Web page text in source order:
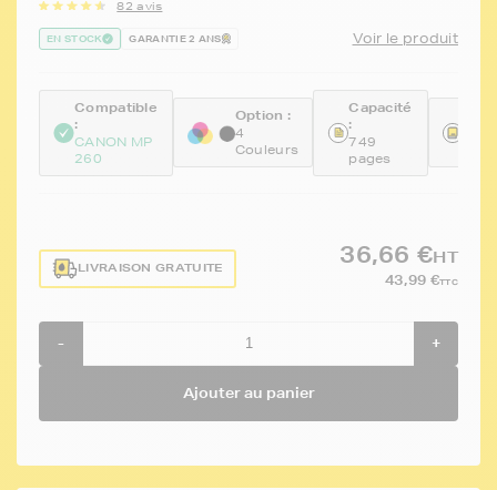
82 avis
EN STOCK GARANTIE 2 ANS Voir le produit
Compatible
:
CANON MP
260
Option :
4
Couleurs
Capacité
:
749
pages
LIVRAISON GRATUITE
36,66 €HT
43,99 €TTC
- +
Ajouter au panier